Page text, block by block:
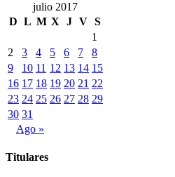
julio 2017
D L M X J V S
1
2
3 4 5 6 7
8
9
10 11 12 13 14 15
16 17 18 19 20 21 22
23 24 25 26 27 28 29
30 31
Ago »
Titulares